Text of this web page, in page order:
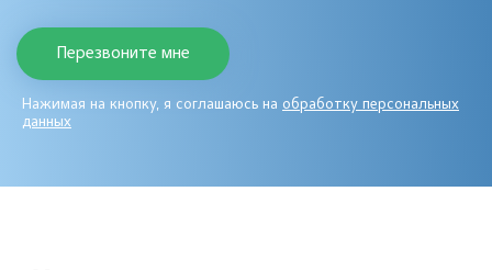
Нажимая на кнопку, я соглашаюсь на обработку персональных
данных